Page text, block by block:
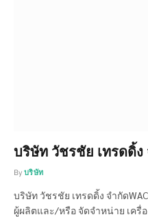
บริษัท วัชรชัย เทรดดิ้ง
By บริษัท
บริษัท วัชรชัย เทรดดิ้ง จำกัด
ผู้ผลิตและ/หรือ จัดจำหน่าย เครื่